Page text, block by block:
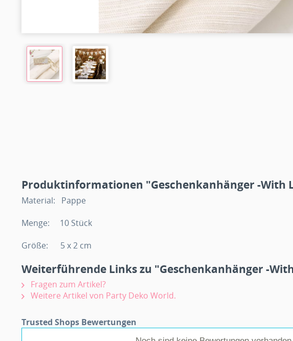
Produktinformationen "Geschenkanhänger -With
Material: Pappe
Menge: 10 Stück
Größe: 5 x 2 cm
Weiterführende Links zu "Geschenkanhänger -
Fragen zum Artikel?
Weitere Artikel von Party Deko World.
Trusted Shops Bewertungen